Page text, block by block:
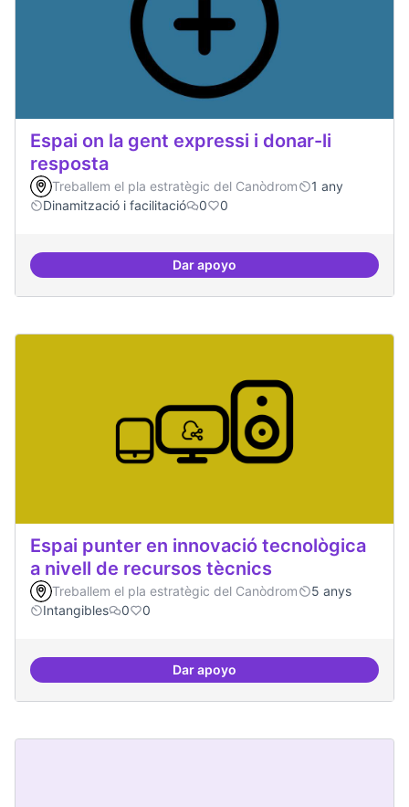
Espai on la gent expressi i donar-li
resposta
Treballem el pla estratègic del Canòdrom
1 any
Dinamització i facilitació
0 0
Dar apoyoEspai on la gent expressi i
Espai punter en innovació tecnològica
a nivell de recursos tècnics
Treballem el pla estratègic del Canòdrom
5 anys
Intangibles
0 0
Dar apoyoEspai punter en innovació